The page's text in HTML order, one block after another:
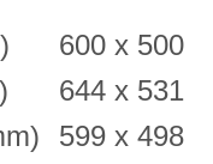
600 x 500
644 x 531
599 x 498